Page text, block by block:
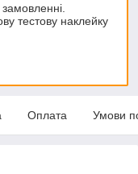
тестову наклейку
Оплата Умови